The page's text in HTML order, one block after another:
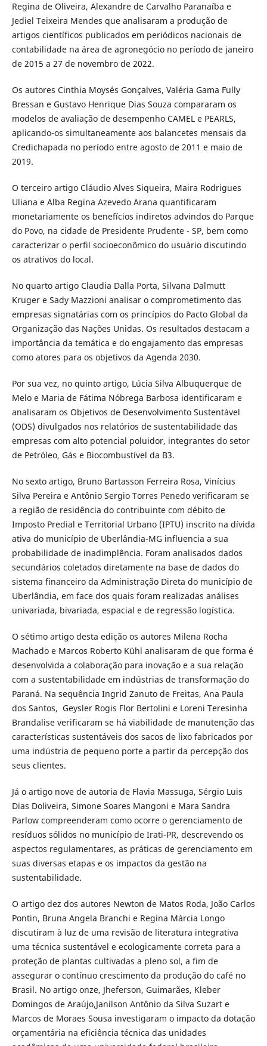
Regina de Oliveira, Alexandre de Carvalho Paranaíba e
Jediel Teixeira Mendes que analisaram a produção de
artigos científicos publicados em periódicos nacionais de
contabilidade na área de agronegócio no período de janeiro
de 2015 a 27 de novembro de 2022.
Os autores Cinthia Moysés Gonçalves, Valéria Gama Fully
Bressan e Gustavo Henrique Dias Souza compararam os
modelos de avaliação de desempenho CAMEL e PEARLS,
aplicando-os simultaneamente aos balancetes mensais da
Credichapada no período entre agosto de 2011 e maio de
2019.
O terceiro artigo Cláudio Alves Siqueira, Maira Rodrigues
Uliana e Alba Regina Azevedo Arana quantificaram
monetariamente os benefícios indiretos advindos do Parque
do Povo, na cidade de Presidente Prudente - SP, bem como
caracterizar o perfil socioeconômico do usuário discutindo
os atrativos do local.
No quarto artigo Claudia Dalla Porta, Silvana Dalmutt
Kruger e Sady Mazzioni analisar o comprometimento das
empresas signatárias com os princípios do Pacto Global da
Organização das Nações Unidas. Os resultados destacam a
importância da temática e do engajamento das empresas
como atores para os objetivos da Agenda 2030.
Por sua vez, no quinto artigo, Lúcia Silva Albuquerque de
Melo e Maria de Fátima Nóbrega Barbosa identificaram e
analisaram os Objetivos de Desenvolvimento Sustentável
(ODS) divulgados nos relatórios de sustentabilidade das
empresas com alto potencial poluidor, integrantes do setor
de Petróleo, Gás e Biocombustível da B3.
No sexto artigo, Bruno Bartasson Ferreira Rosa, Vinícius
Silva Pereira e Antônio Sergio Torres Penedo verificaram se
a região de residência do contribuinte com débito de
Imposto Predial e Territorial Urbano (IPTU) inscrito na dívida
ativa do município de Uberlândia-MG influencia a sua
probabilidade de inadimplência. Foram analisados dados
secundários coletados diretamente na base de dados do
sistema financeiro da Administração Direta do município de
Uberlândia, em face dos quais foram realizadas análises
univariada, bivariada, espacial e de regressão logística.
O sétimo artigo desta edição os autores Milena Rocha
Machado e Marcos Roberto Kühl analisaram de que forma é
desenvolvida a colaboração para inovação e a sua relação
com a sustentabilidade em indústrias de transformação do
Paraná. Na sequência Ingrid Zanuto de Freitas, Ana Paula
dos Santos, Geysler Rogis Flor Bertolini e Loreni Teresinha
Brandalise verificaram se há viabilidade de manutenção das
características sustentáveis dos sacos de lixo fabricados por
uma indústria de pequeno porte a partir da percepção dos
seus clientes.
Já o artigo nove de autoria de Flavia Massuga, Sérgio Luis
Dias Doliveira, Simone Soares Mangoni e Mara Sandra
Parlow compreenderam como ocorre o gerenciamento de
resíduos sólidos no município de Irati-PR, descrevendo os
aspectos regulamentares, as práticas de gerenciamento em
suas diversas etapas e os impactos da gestão na
sustentabilidade.
O artigo dez dos autores Newton de Matos Roda, João Carlos
Pontin, Bruna Angela Branchi e Regina Márcia Longo
discutiram à luz de uma revisão de literatura integrativa
uma técnica sustentável e ecologicamente correta para a
proteção de plantas cultivadas a pleno sol, a fim de
assegurar o contínuo crescimento da produção do café no
Brasil. No artigo onze, Jheferson, Guimarães, Kleber
Domingos de Araújo,Janilson Antônio da Silva Suzart e
Marcos de Moraes Sousa investigaram o impacto da dotação
orçamentária na eficiência técnica das unidades